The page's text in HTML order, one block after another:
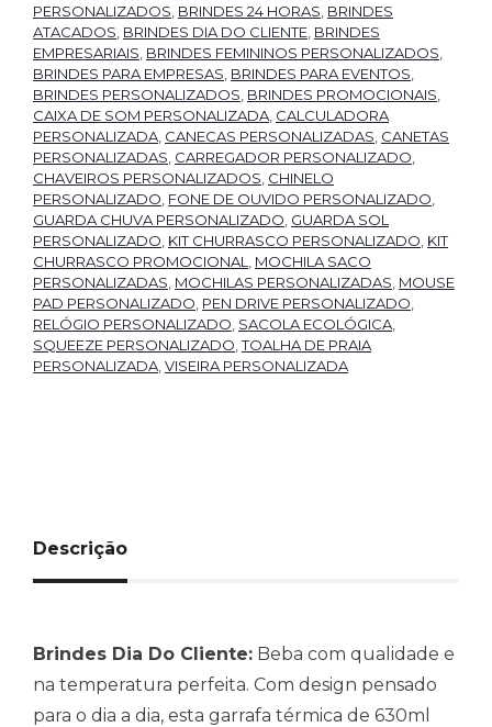
PERSONALIZADOS BRINDES 24 HORAS BRINDES
ATACADOS BRINDES DIA DO CLIENTE BRINDES
EMPRESARIAIS BRINDES FEMININOS PERSONALIZADOS
BRINDES PARA EMPRESAS BRINDES PARA EVENTOS
BRINDES PERSONALIZADOS BRINDES PROMOCIONAIS
CAIXA DE SOM PERSONALIZADA CALCULADORA
PERSONALIZADA CANECAS PERSONALIZADAS CANETAS
PERSONALIZADAS CARREGADOR PERSONALIZADO
CHAVEIROS PERSONALIZADOS CHINELO
PERSONALIZADO FONE DE OUVIDO PERSONALIZADO
GUARDA CHUVA PERSONALIZADO GUARDA SOL
PERSONALIZADO KIT CHURRASCO PERSONALIZADO KIT
CHURRASCO PROMOCIONAL
MOCHILA SACO
PERSONALIZADAS MOCHILAS PERSONALIZADAS MOUSE
PAD PERSONALIZADO PEN DRIVE PERSONALIZADO
RELÓGIO PERSONALIZADO SACOLA ECOLÓGICA
SQUEEZE PERSONALIZADO ,TOALHA DE PRAIA
PERSONALIZADA VISEIRA PERSONALIZADA
Descrição
Brindes Dia Do Cliente: Beba com qualidade e
na temperatura perfeita. Com design pensado
para o dia a dia, esta garrafa térmica de 630ml